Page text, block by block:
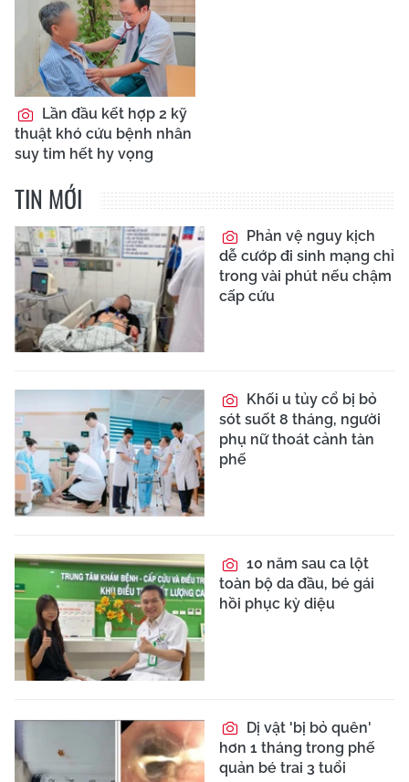
Lần đầu kết hợp 2 kỹ
thuật khó cứu bệnh nhân
suy tim hết hy vọng
TIN MỚI
Phản vệ nguy kịch
dễ cướp đi sinh mạng chỉ
trong vài phút nếu chậm
cấp cứu
Khối u tủy cổ bị bỏ
sót suốt 8 tháng, người
phụ nữ thoát cảnh tàn
phế
10 năm sau ca lột
toàn bộ da đầu, bé gái
hồi phục kỳ diệu
Dị vật 'bị bỏ quên'
hơn 1 tháng trong phế
quản bé trai 3 tuổi